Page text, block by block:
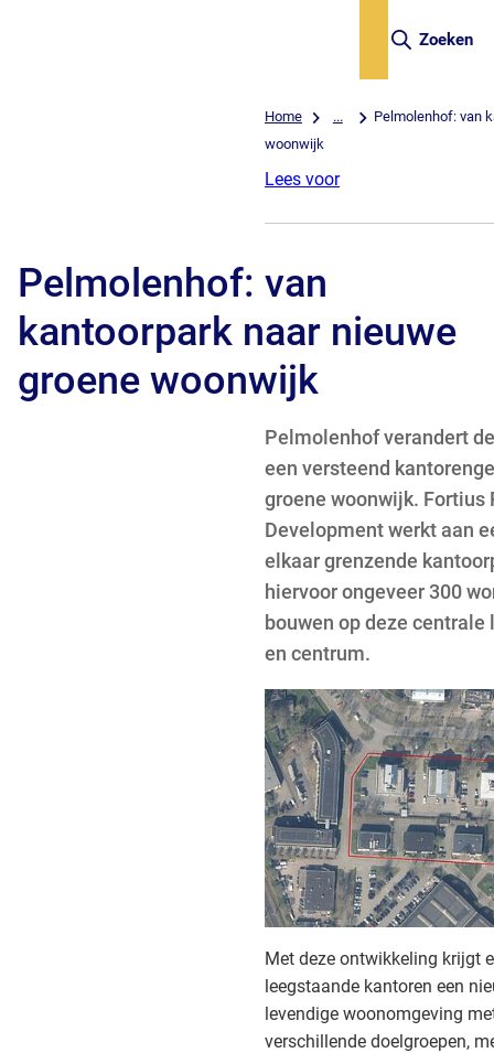
Zoeken
Home ...
Pelmolenhof: van
woonwijk
Lees voor
Pelmolenhof: van
kantoorpark naar nieuwe
groene woonwijk
Pelmolenhof verandert
een versteend
groene woonwijk. Fortius
Development werkt aan
elkaar grenzende
hiervoor ongeveer 300
bouwen op deze
en centrum.
Met deze ontwikkeling krijgt
leegstaande kantoren een
levendige woonomgeving
verschillende doelgroepen,